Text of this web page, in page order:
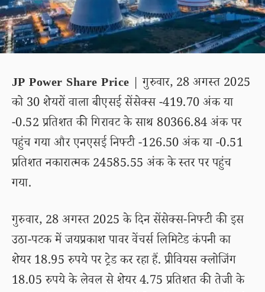
JP Power Share Price | गुरुवार, 28 अगस्त 2025
को 30 शेयरों वाला बीएसई सेंसेक्स -419.70 अंक या
-0.52 प्रतिशत की गिरावट के साथ 80366.84 अंक पर
पहुंच गया और एनएसई निफ्टी -126.50 अंक या -0.51
प्रतिशत नकारात्मक 24585.55 अंक के स्तर पर पहुंच
गया.
गुरुवार, 28 अगस्त 2025 के दिन सेंसेक्स-निफ्टी की इस
उठा-पटक में जयप्रकाश पावर वेंचर्स लिमिटेड कंपनी का
शेयर 18.95 रुपये पर ट्रेड कर रहा हैं. प्रीवियस क्लोजिंग
18.05 रुपये के लेवल से शेयर 4.75 प्रतिशत की तेजी के